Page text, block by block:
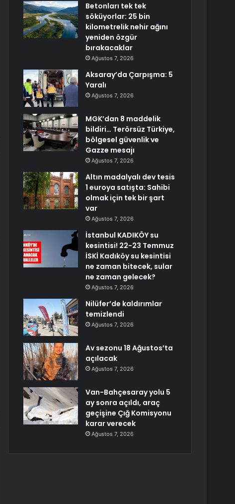
Betonları tek tek
söküyorlar: 25 bin
kilometrelik nehir ağını
yeniden özgür
bırakacaklar
Ağustos 7, 2026
Aksaray’da Çarpışma: 5
Yaralı
Ağustos 7, 2026
MGK’dan 8 maddelik
bildiri… Terörsüz Türkiye,
bölgesel güvenlik ve
Gazze mesajı
Ağustos 7, 2026
Altın madalyalı dev tesis
1 euroya satışta: Sahibi
olmak için tek bir şart
var
Ağustos 7, 2026
İstanbul KADIKÖY su
kesintisi! 22-23 Temmuz
İSKİ Kadıköy su kesintisi
ne zaman bitecek, sular
ne zaman gelecek?
Ağustos 7, 2026
Nilüfer’de kaldırımlar
temizlendi
Ağustos 7, 2026
Av sezonu 18 Ağustos’ta
açılacak
Ağustos 7, 2026
Van-Bahçesaray yolu 5
ay sonra açıldı, araç
geçişine Çığ Komisyonu
karar verecek
Ağustos 7, 2026